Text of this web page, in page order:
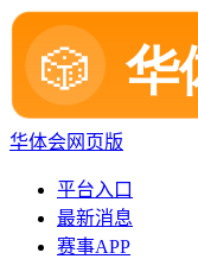
华体会网页版
平台入口
最新消息
赛事APP